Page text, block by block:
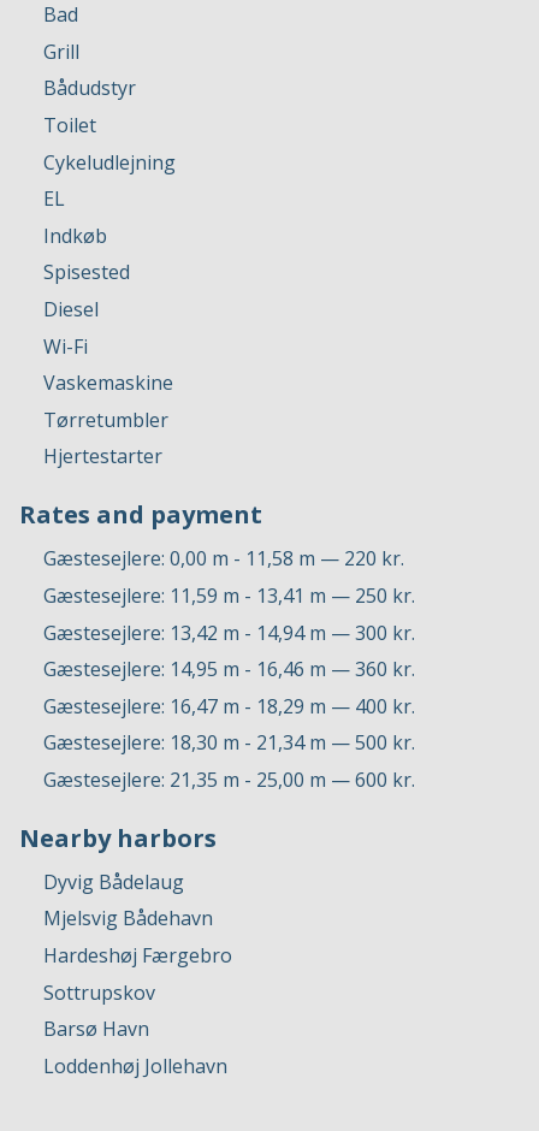
Bad
Grill
Bådudstyr
Toilet
Cykeludlejning
EL
Indkøb
Spisested
Diesel
Wi-Fi
Vaskemaskine
Tørretumbler
Hjertestarter
Rates and payment
Gæstesejlere: 0,00 m - 11,58 m — 220 kr.
Gæstesejlere: 11,59 m - 13,41 m — 250 kr.
Gæstesejlere: 13,42 m - 14,94 m — 300 kr.
Gæstesejlere: 14,95 m - 16,46 m — 360 kr.
Gæstesejlere: 16,47 m - 18,29 m — 400 kr.
Gæstesejlere: 18,30 m - 21,34 m — 500 kr.
Gæstesejlere: 21,35 m - 25,00 m — 600 kr.
Nearby harbors
Dyvig Bådelaug
Mjelsvig Bådehavn
Hardeshøj Færgebro
Sottrupskov
Barsø Havn
Loddenhøj Jollehavn